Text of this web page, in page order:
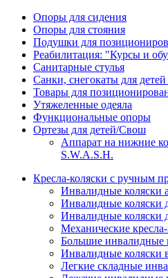
Опоры для сидения
Опоры для стояния
Подушки для
Реабилитация: "Курсы и
Санитарные стулья
Санки, снегокаты для
Товары для
Утяжеленные одеяла
Функциональные опоры
Ортезы для детей/Свош
Аппарат на нижние
S.W.A.S.H.
Кресла-коляски с ручным
Инвалидные коляски
Инвалидные коляски
Инвалидные коляски
Механические
Большие инвалидные
Инвалидные коляски
Легкие складные